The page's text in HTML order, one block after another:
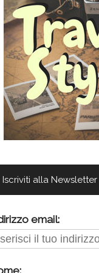
Iscriviti alla Newsletter
email: